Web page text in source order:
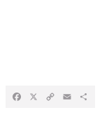
Facebook
X CopyEmail